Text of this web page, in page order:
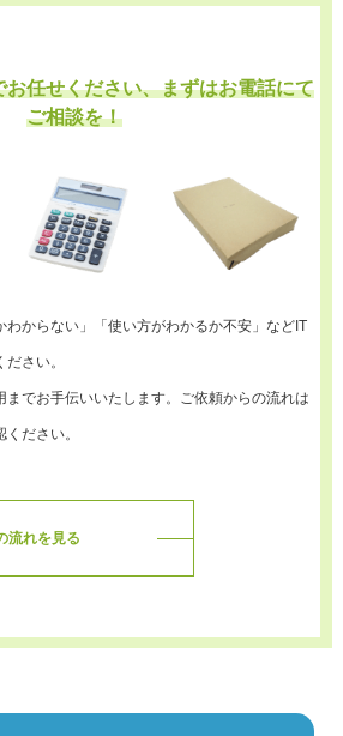
お任せください、まずはお電話にて
ご相談を！
わからない」「使い方がわかるか不安」などIT
さい。
までお手伝いいたします。ご依頼からの流れは
ださい。
流れを見る